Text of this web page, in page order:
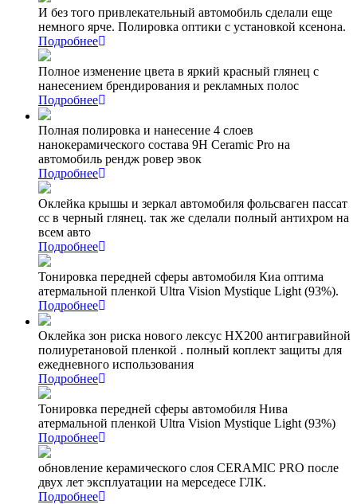
И без того привлекательный автомобиль сделали еще
немного ярче. Полировка оптики с установкой ксенона.
Подробнее
Полное изменение цвета в яркий красный глянец с
нанесением брендирования и рекламных полос
Подробнее
Полная полировка и нанесение 4 слоев
нанокерамического состава 9Н Ceramic Pro на
автомобиль рендж ровер эвок
Подробнее
Оклейка крышы и зеркал автомобиля фольсваген пассат
сс в черный глянец. так же сделали полный антихром на
всем авто
Подробнее
Тонировка передней сферы автомобиля Киа оптима
атермальной пленкой Ultra Vision Mystique Light (93%).
Подробнее
Оклейка зон риска нового лексус НХ200 антигравийной
полиуретановой пленкой . полный коплект защиты для
ежедневного использования
Подробнее
Тонировка передней сферы автомобиля Нива
атермальной пленкой Ultra Vision Mystique Light (93%)
Подробнее
обновление керамического слоя CERAMIC PRO после
двух лет эксплуатации на мерседесе ГЛК.
Подробнее